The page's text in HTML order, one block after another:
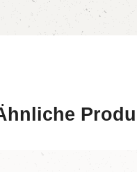
überspringen